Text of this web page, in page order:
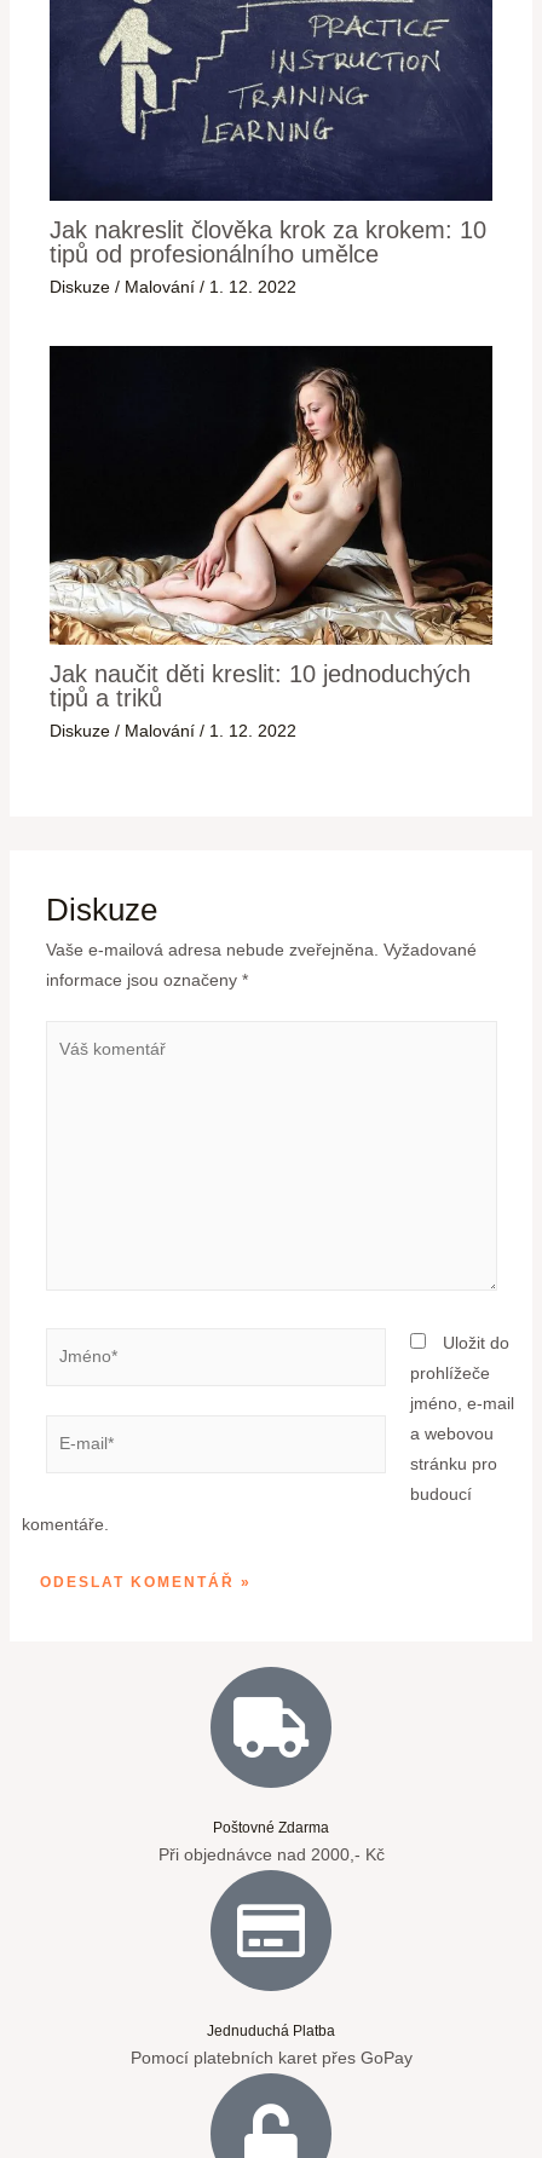
Jak nakreslit člověka krok za krokem: 10
tipů od profesionálního umělce
Diskuze / Malování / 1. 12. 2022
Jak naučit děti kreslit: 10 jednoduchých
tipů a triků
Diskuze / Malování / 1. 12. 2022
Diskuze
Vaše e-mailová adresa nebude zveřejněna. Vyžadované
informace jsou označeny *
Uložit do
prohlížeče
jméno, e-mail
a webovou
stránku pro
budoucí
komentáře.
Poštovné Zdarma
Při objednávce nad 2000,- Kč
Jednuduchá Platba
Pomocí platebních karet přes GoPay